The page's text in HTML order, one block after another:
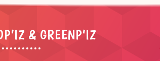
& GREENP’IZ